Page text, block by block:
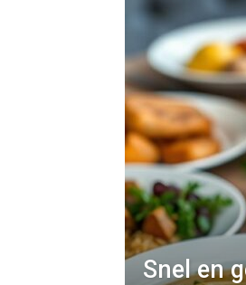
Snel en